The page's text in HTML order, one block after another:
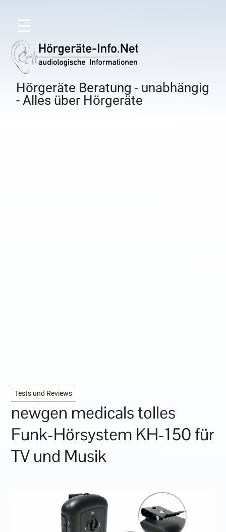
☰
Hörgeräte Beratung - unabhängig
- Alles über Hörgeräte
Tests und Reviews
newgen medicals tolles
Funk-Hörsystem KH-150 für
TV und Musik